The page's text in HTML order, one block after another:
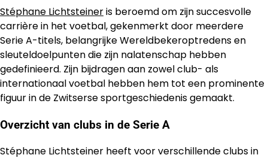
Stéphane Lichtsteineris beroemd om zijn succesvolle
carrière in het voetbal, gekenmerkt door meerdere
Serie A-titels, belangrijke Wereldbekeroptredens en
sleuteldoelpunten die zijn nalatenschap hebben
gedefinieerd. Zijn bijdragen aan zowel club- als
internationaal voetbal hebben hem tot een prominente
figuur in de Zwitserse sportgeschiedenis gemaakt.
Overzicht van clubs in de Serie A
Stéphane Lichtsteiner heeft voor verschillende clubs in